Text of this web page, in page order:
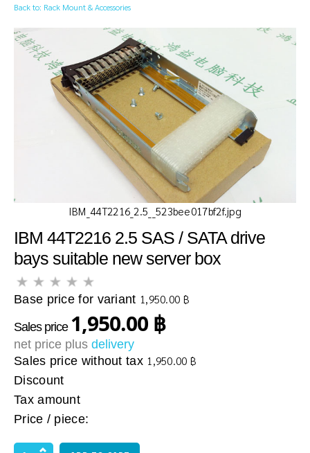
Back to: Rack Mount & Accessories
IBM_44T2216_2.5__523bee017bf2f.jpg
IBM 44T2216 2.5 SAS / SATA drive
bays suitable new server box
Base price for variant 1,950.00 ฿
Sales price 1,950.00 ฿
net price plus delivery
Sales price without tax 1,950.00 ฿
Discount
Tax amount
Price / piece: